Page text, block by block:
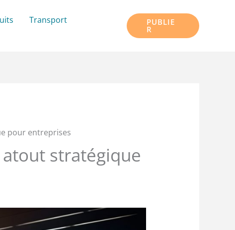
Transport
PUBLIE
R
pour entreprises
stratégique